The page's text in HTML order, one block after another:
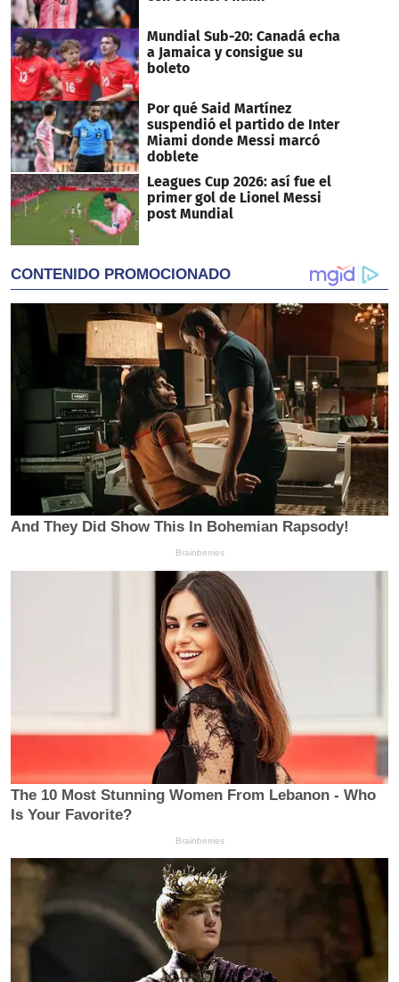
Mundial Sub-20: Canadá echa
a Jamaica y consigue su
boleto
Por qué Said Martínez
suspendió el partido de Inter
Miami donde Messi marcó
doblete
Leagues Cup 2026: así fue el
primer gol de Lionel Messi
post Mundial